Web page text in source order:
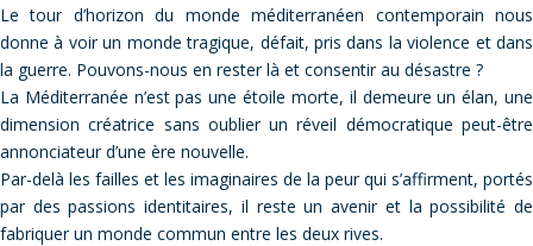
Le tour d’horizon du monde méditerranéen contemporain nous
donne à voir un monde tragique, défait, pris dans la violence et dans
la guerre. Pouvons-nous en rester là et consentir au désastre ?
La Méditerranée n’est pas une étoile morte, il demeure un élan, une
dimension créatrice sans oublier un réveil démocratique peut-être
annonciateur d’une ère nouvelle.
Par-delà les failles et les imaginaires de la peur qui s’affirment, portés
par des passions identitaires, il reste un avenir et la possibilité de
fabriquer un monde commun entre les deux rives.